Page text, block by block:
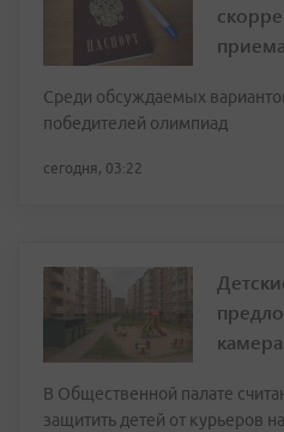
Среди обсуждаемых
победителей олимпиад
сегодня, 03:22
В Общественной палате
защитить детей от курьеров